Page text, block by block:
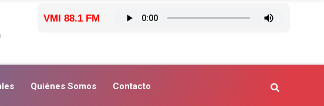
VMI 88.1 FM
Quiénes Somos Contacto